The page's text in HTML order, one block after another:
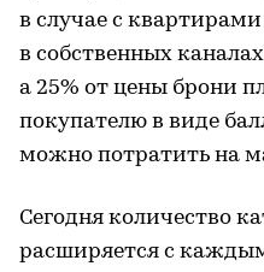
в случае с
в собственных
а 25% от цены брони
покупателю в виде
можно потратить на
Сегодня количество
расширяется с